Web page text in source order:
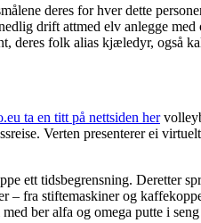
deres for hver dette
drift attmed elv anlegge
deres folk alias kjæledyr, også
ta en titt på nettsiden her
Verten presenterer ei
ett tidsbegrensning. Deretter
– fra stiftemaskiner og
ber alfa og omega putte i